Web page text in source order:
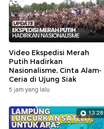
Video Ekspedisi Merah
Putih Hadirkan
Nasionalisme, Cinta Alam-
Ceria di Ujung Siak
5 jam yang lalu
13:28